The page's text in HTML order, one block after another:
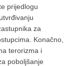
prijedlogu
za
Konačno,
terorizma i
poboljšanje